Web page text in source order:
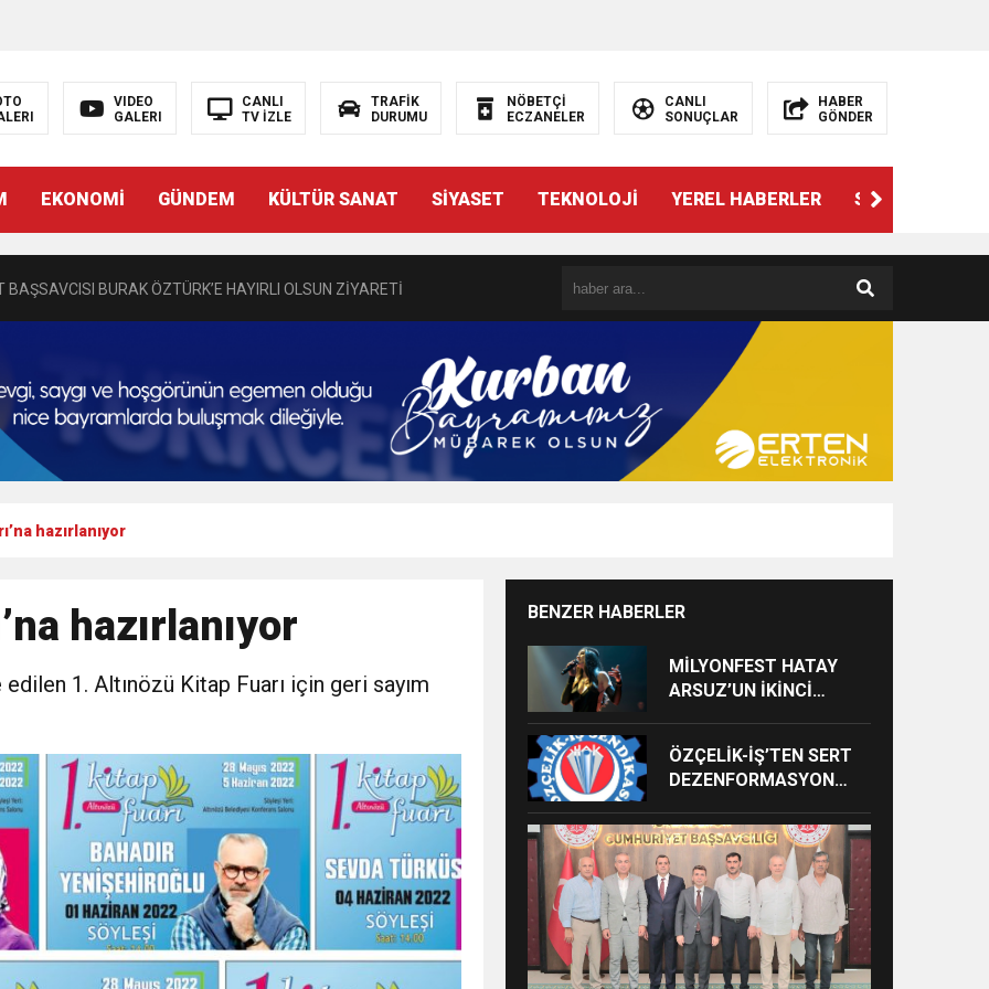
VIDEO
GALERI
CANLI
TV İZLE
TRAFİK
DURUMU
NÖBETÇİ
ECZANELER
CANLI
SONUÇLAR
HABER
GÖNDER
EKONOMİ GÜNDEM KÜLTÜR SANAT SİYASET TEKNOLOJİ YEREL HABERLER SPOR
BAŞSAVCISI BURAK ÖZTÜRK’E HAYIRLI OLSUN ZİYARETİ
PERDE ARKASI: GÖRÜNENDEN DAHA FAZLASI MI VAR?
Törenle Hizmete Açıldı
CUMHURİYET BAYRAMI MESAJI
DUYURUSU
EMRAH KARAÇAY’A SEVGİ SELİ
GÖNÜLLERE DOKUNAN ZİYARET
hazırlanıyor
hazırlanıyor
1. Altınözü Kitap Fuarı için geri sayım
BENZER HABERLER
MİLYONFEST HATAY
ARSUZ’UN İKİNCİ
ALACAK
ÖZÇELİK-İŞ’TEN SERT
DEZENFORMASYON
VE CEZAİ SÜREÇ
BAŞLATILDI”